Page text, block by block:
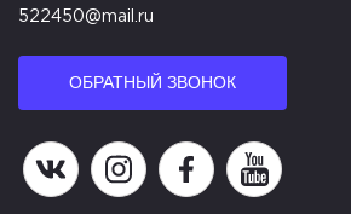
522450@mail.ru
ОБРАТНЫЙ ЗВОНОК
Наша группа в ВК
Наша страница в Instagram
Наша группа в
Наш канал